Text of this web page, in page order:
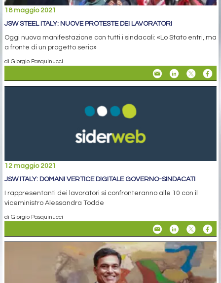
18 maggio 2021
JSW STEEL ITALY: NUOVE PROTESTE DEI LAVORATORI
Oggi nuova manifestazione con tutti i sindacali: «Lo Stato entri, ma
a fronte di un progetto serio»
di Giorgio Pasquinucci
12 maggio 2021
JSW ITALY: DOMANI VERTICE DIGITALE GOVERNO-SINDACATI
I rappresentanti dei lavoratori si confronteranno alle 10 con il
viceministro Alessandra Todde
di Giorgio Pasquinucci